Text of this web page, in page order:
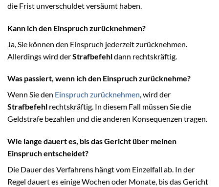
die Frist unverschuldet versäumt haben.
Kann ich den Einspruch zurücknehmen?
Ja, Sie können den Einspruch jederzeit zurücknehmen.
Allerdings wird derStrafbefehldann rechtskräftig.
Was passiert, wenn ich den Einspruch zurücknehme?
Wenn Sie den Einspruch zurücknehmen, wird der
Strafbefehl rechtskräftig. In diesem Fall müssen Sie die
Geldstrafe bezahlen und die anderen Konsequenzen tragen.
Wie lange dauert es, bis das Gericht über meinen
Einspruch entscheidet?
Die Dauer des Verfahrens hängt vom Einzelfall ab. In der
Regel dauert es einige Wochen oder Monate, bis das Gericht